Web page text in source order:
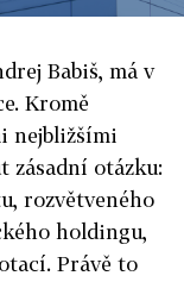
Babiš, má v
Kromě
nejbližšími
zásadní otázku:
rozvětveného
holdingu,
Právě to